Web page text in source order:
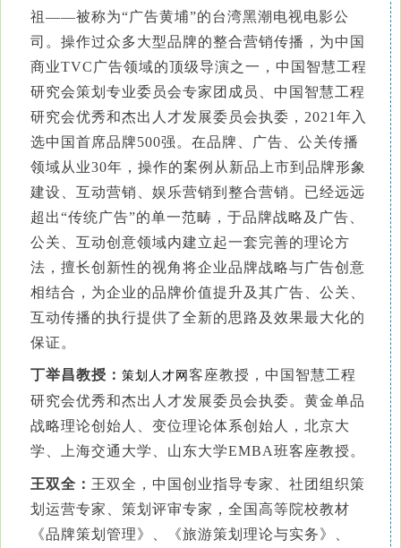
祖——被称为“广告黄埔”的台湾黑潮电视电影公
司。操作过众多大型品牌的整合营销传播，为中国
商业TVC广告领域的顶级导演之一，中国智慧工程
研究会策划专业委员会专家团成员、中国智慧工程
研究会优秀和杰出人才发展委员会执委，2021年入
选中国首席品牌500强。在品牌、广告、公关传播
领域从业30年，操作的案例从新品上市到品牌形象
建设、互动营销、娱乐营销到整合营销。已经远远
超出“传统广告”的单一范畴，于品牌战略及广告、
公关、互动创意领域内建立起一套完善的理论方
法，擅长创新性的视角将企业品牌战略与广告创意
相结合，为企业的品牌价值提升及其广告、公关、
互动传播的执行提供了全新的思路及效果最大化的
保证。
丁举昌教授： 策划人才网 客座教授，中国智慧工程
研究会优秀和杰出人才发展委员会执委。黄金单品
战略理论创始人、变位理论体系创始人，北京大
学、上海交通大学、山东大学EMBA班客座教授。
王双全： 王双全，中国创业指导专家、社团组织策
划运营专家、策划评审专家，全国高等院校教材
《品牌策划管理》、《旅游策划理论与实务》、